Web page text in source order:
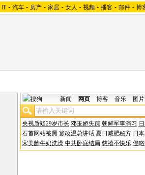
IT - 汽车 - 房产 - 家居 - 女人 - 视频 - 播客 - 邮件 - 博
新闻 网页 博客 音乐 图片
央视质疑29岁市长 邓玉娇失踪 朝鲜军事演习
石首网站被黑 篡改温总讲话 夏日减肥秘方 日
宋美龄牛奶洗澡 中共卧底结局 慈禧不快乐 侵